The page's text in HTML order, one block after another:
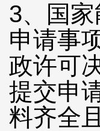
3、国
申请事
政许可
提交申
料齐全